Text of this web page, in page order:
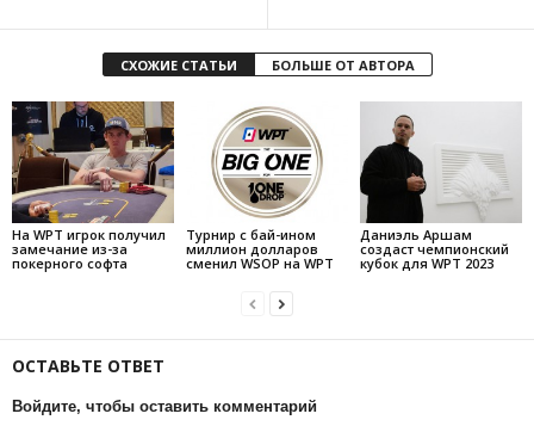
СХОЖИЕ СТАТЬИ БОЛЬШЕ ОТ АВТОРА
На WPT игрок получил
замечание из-за
покерного софта
Турнир с бай-ином
миллион долларов
сменил WSOP на WPT
Даниэль Аршам
создаст чемпионский
кубок для WPT 2023
ОСТАВЬТЕ ОТВЕТ
Войдите, чтобы оставить комментарий